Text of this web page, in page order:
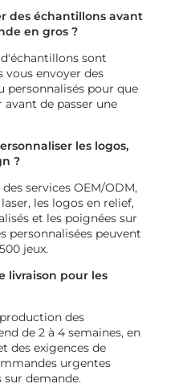
des échantillons avant
en gros ?
sont
vous envoyer des
personnalisés pour que
avant de passer une
les logos,
?
services OEM/ODM,
les logos en relief,
et les poignées sur
personnalisées peuvent
jeux.
livraison pour les
des
de 2 à 4 semaines, en
des exigences de
urgentes
sur demande.